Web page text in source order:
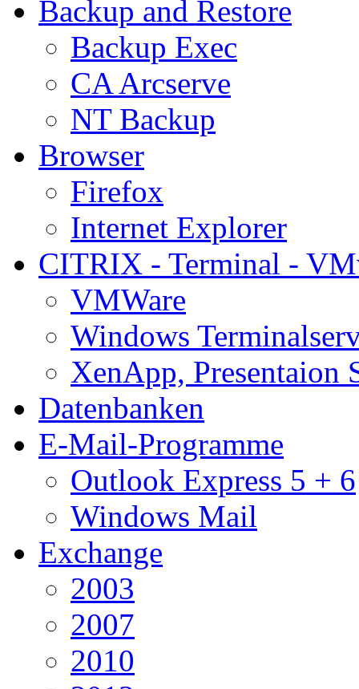
Backup and Restore
Backup Exec
CA Arcserve
NT Backup
Browser
Firefox
Internet Explorer
CITRIX - Terminal -
VMWare
Windows
XenApp, Presentaion
Datenbanken
E-Mail-Programme
Outlook Express 5 + 6
Windows Mail
Exchange
2003
2007
2010